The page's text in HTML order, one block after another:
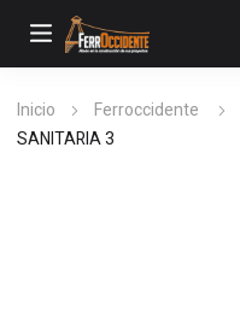
Inicio Ferroccidente
SANITARIA 3